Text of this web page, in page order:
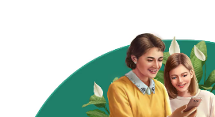
siya. Ang mga katotohanan ay
noong nilikha ng Diyos ang
Kanyang katalinuan sa kanya.
ito. Nakinig ba kayong lahat